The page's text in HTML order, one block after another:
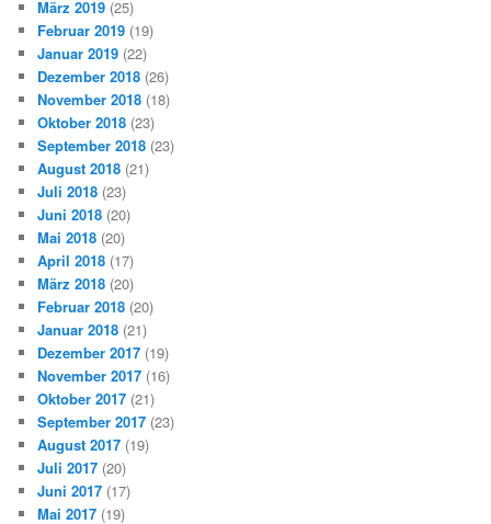
März 2019 (25)
Februar 2019 (19)
Januar 2019 (22)
Dezember 2018 (26)
November 2018 (18)
Oktober 2018 (23)
September 2018 (23)
August 2018 (21)
Juli 2018 (23)
Juni 2018 (20)
Mai 2018 (20)
April 2018 (17)
März 2018 (20)
Februar 2018 (20)
Januar 2018 (21)
Dezember 2017 (19)
November 2017 (16)
Oktober 2017 (21)
September 2017 (23)
August 2017 (19)
Juli 2017 (20)
Juni 2017 (17)
Mai 2017 (19)